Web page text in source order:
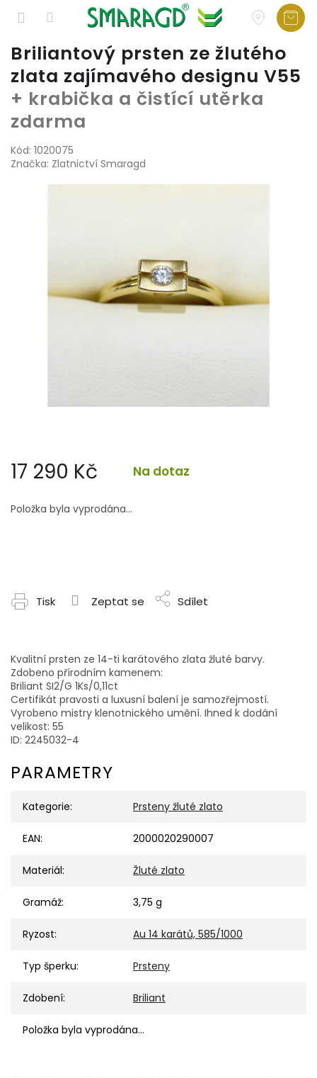
Přejít
obsah
Briliantový prsten ze žlutého
zlata zajímavého designu V55
+ krabička a čistící utěrka
zdarma
Kód: 1020075
Značka: Zlatnictví Smaragd
17 290 Kč Na dotaz
cena:
Položka byla vyprodána…
Tisk Zeptat se Sdílet
Kvalitní prsten ze 14-ti karátového zlata žluté barvy.
Zdobeno přírodním kamenem:
Briliant SI2/G 1Ks/0,11ct
Certifikát pravosti a luxusní balení je samozřejmostí.
Vyrobeno mistry klenotnického umění. Ihned k dodání
velikost: 55
ID: 2245032-4
PARAMETRY
Kategorie: Prsteny žluté zlato
EAN: 2000020290007
Materiál: Žluté zlato
Gramáž: 3,75 g
Ryzost: Au 14 karátů, 585/1000
Typ šperku: Prsteny
Zdobení: Briliant
Položka byla vyprodána…